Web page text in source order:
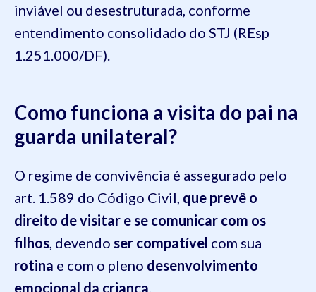
inviável ou desestruturada, conforme
entendimento consolidado do STJ (REsp
1.251.000/DF).
Como funciona a visita do pai na
guarda unilateral?
O regime de convivência é assegurado pelo
art. 1.589 do Código Civil, que prevê o
direito de visitar e se comunicar com os
filhos , devendo ser compatível com sua
rotina e com o pleno desenvolvimento
emocional da criança